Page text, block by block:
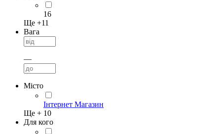
16
Ще +11
Вага
—
Місто
Інтернет Магазин
Ще + 10
Для кого